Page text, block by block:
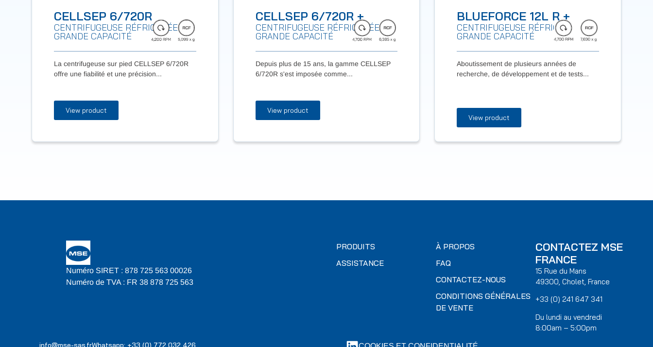
CELLSEP 6/720R
CENTRIFUGEUSE RÉFRIGÉRÉE DE
GRANDE CAPACITÉ
La centrifugeuse sur pied CELLSEP 6/720R
offre une fiabilité et une précision...
View product
CELLSEP 6/720R +
CENTRIFUGEUSE RÉFRIGÉRÉE DE
GRANDE CAPACITÉ
Depuis plus de 15 ans, la gamme CELLSEP
6/720R s'est imposée comme...
View product
BLUEFORCE 12L R +
CENTRIFUGEUSE RÉFRIGÉRÉE DE
GRANDE CAPACITÉ
Aboutissement de plusieurs années de
recherche, de développement et de tests...
View product
Numéro SIRET : 878 725 563 00026
Numéro de TVA : FR 38 878 725 563
PRODUITS
ASSISTANCE
À PROPOS
FAQ
CONTACTEZ-NOUS
CONDITIONS GÉNÉRALES
DE VENTE
CONTACTEZ MSE
FRANCE
15 Rue du Mans
49300, Cholet, France
+33 (0) 241 647 341
Du lundi au vendredi
8:00am – 5:00pm
info@mse-sas.frWhatsapp: +33 (0) 772 032 426